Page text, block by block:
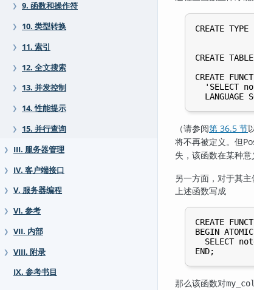
❯ 9. 函数和操作符
❯ 10. 类型转换
❯ 11. 索引
❯ 12. 全文搜索
❯ 13. 并发控制
❯ 14. 性能提示
❯ 15. 并行查询
❯ III. 服务器管理
❯ IV. 客户端接口
❯ V. 服务器编程
❯ VI. 参考
❯ VII. 内部
❯
VIII. 附录
IX. 参考书目
CREATE
CREATE
CREATE
'SELECT
（请参阅第 36.5 节
将不再被定义。但
失，该函数在某种
另一方面，对于其
上述函数写成
CREATE
BEGIN ATOMIC
SELECT
那么该函数对